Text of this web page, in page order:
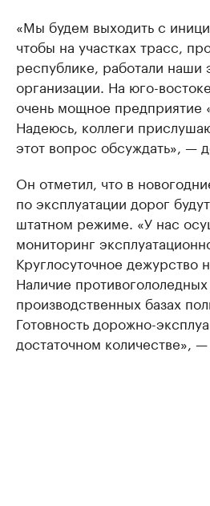
«Мы будем выходить с
чтобы на участках трасс,
республике, работали наши
организации. На юго-
очень мощное предприятие
Надеюсь, коллеги
этот вопрос обсуждать», —
Он отметил, что в
по эксплуатации дорог
штатном режиме. «У нас
мониторинг
Круглосуточное дежурство
Наличие
производственных базах
Готовность дорожно-
достаточном количестве», —